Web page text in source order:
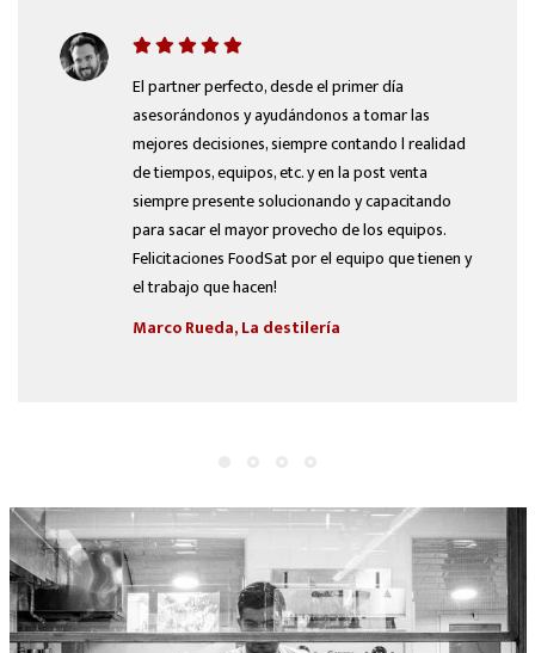
El partner perfecto, desde el primer día
asesorándonos y ayudándonos a tomar las
mejores decisiones, siempre contando l realidad
de tiempos, equipos, etc. y en la post venta
siempre presente solucionando y capacitando
para sacar el mayor provecho de los equipos.
Felicitaciones FoodSat por el equipo que tienen y
el trabajo que hacen!
Marco Rueda, La destilería